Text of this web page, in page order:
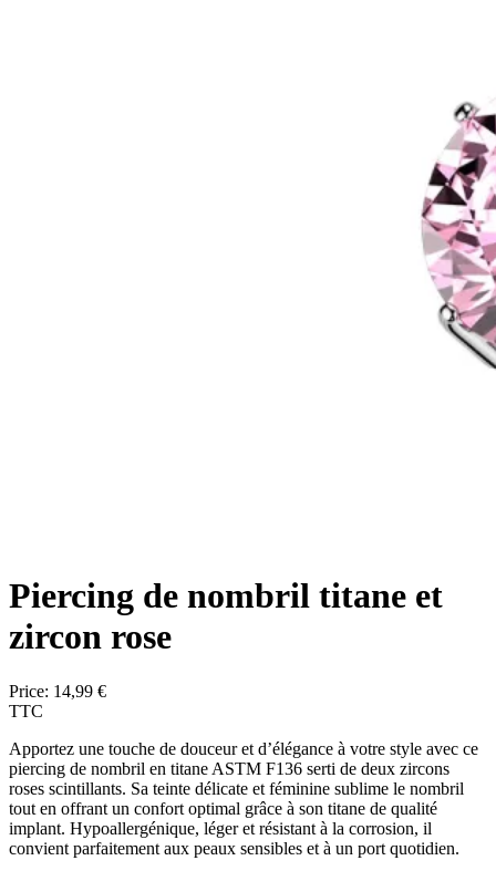
Piercing de nombril titane et
zircon rose
Price: 14,99 €
TTC
Apportez une touche de douceur et d’élégance à votre style avec ce
piercing de nombril en titane ASTM F136 serti de deux zircons
roses scintillants. Sa teinte délicate et féminine sublime le nombril
tout en offrant un confort optimal grâce à son titane de qualité
implant. Hypoallergénique, léger et résistant à la corrosion, il
convient parfaitement aux peaux sensibles et à un port quotidien.